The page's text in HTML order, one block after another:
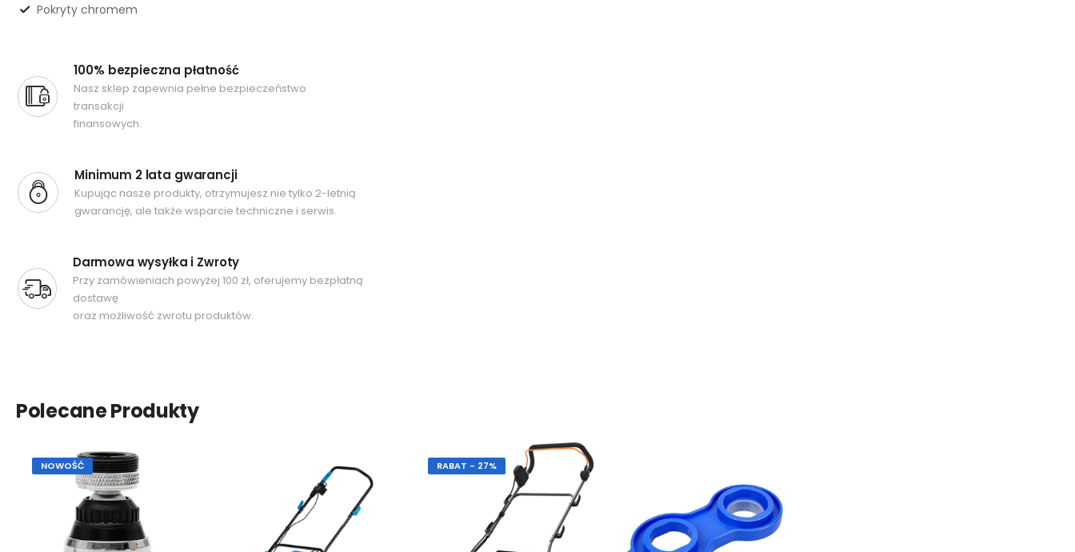
Pokryty chromem
100% bezpieczna płatność
Nasz sklep zapewnia pełne bezpieczeństwo
transakcji
finansowych.
Minimum 2 lata gwarancji
Kupując nasze produkty, otrzymujesz nie tylko 2-letnią
gwarancję, ale także wsparcie techniczne i serwis.
Darmowa wysyłka i Zwroty
Przy zamówieniach powyżej 100 zł, oferujemy bezpłatną
dostawę
oraz możliwość zwrotu produktów.
Polecane Produkty
NOWOŚĆ RABAT - 27%